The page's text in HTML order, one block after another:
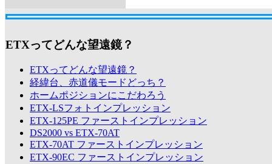
ETXってどんな望遠鏡？
ETXってどんな望遠鏡？
経緯台、赤道儀モードどっち？
ホームポジションにこだわろう
ETX-LSフォトインプレッション
ETX-125PE ファーストインプレッション
DS2000 vs ETX-70AT
ETX-70AT ファーストインプレッション
ETX-90EC ファーストインプレッション